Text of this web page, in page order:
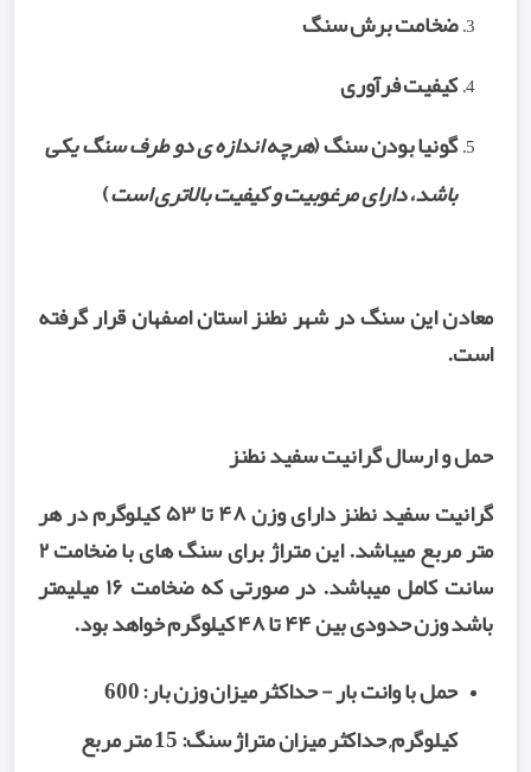
ضخامت برش سنگ
کیفیت فرآوری
گونیا بودن سنگ (هرچه اندازه ی دو طرف سنگ یکی
باشد، دارای مرغوبیت و کیفیت بالاتری است)
معادن این سنگ در شهر نطنز استان اصفهان قرار گرفته
است.
حمل و ارسال گرانیت سفید نطنز
گرانیت سفید نطنز دارای وزن ۴۸ تا ۵۳ کیلوگرم در هر
متر مربع میباشد. این متراژ برای سنگ های با ضخامت ۲
سانت کامل میباشد. در صورتی که ضخامت ۱۶ میلیمتر
باشد وزن حدودی بین ۴۴ تا ۴۸ کیلوگرم خواهد بود.
حمل با وانت بار - حداکثر میزان وزن بار: 600
کیلوگرم, حداکثر میزان متراژ سنگ: 15 متر مربع